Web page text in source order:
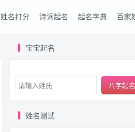
姓名打分 诗词起名 起名字典 百家
宝宝起名
八字起名
姓名测试